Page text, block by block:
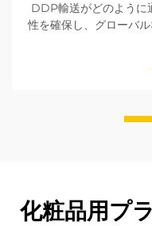
DDP輸送がどのように
性を確保し、グローバ
なぜ最適な選択
化粧品用プ